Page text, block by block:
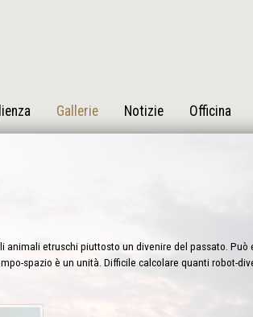
Gallerie Notizie Officina
animali etruschi piuttosto un divenire del passato.
spazio è un unità. Difficile calcolare quanti robot-